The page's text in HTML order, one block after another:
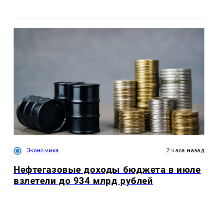
Экономика 2 часа назад
Нефтегазовые доходы бюджета в июле
взлетели до 934 млрд рублей